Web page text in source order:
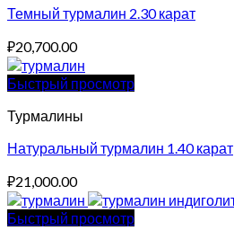
Темный турмалин 2.30 карат
₽20,700.00
Быстрый просмотр
Турмалины
Натуральный турмалин 1.40 карат
₽21,000.00
Быстрый просмотр